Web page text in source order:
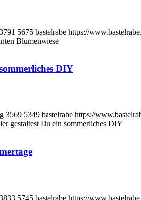
3791 5675 bastelrabe https://
Blumenwiese
DIY
3569 5349 bastelrabe https://
gestaltest Du ein sommerliches DIY
3833 5745 bastelrabe https://